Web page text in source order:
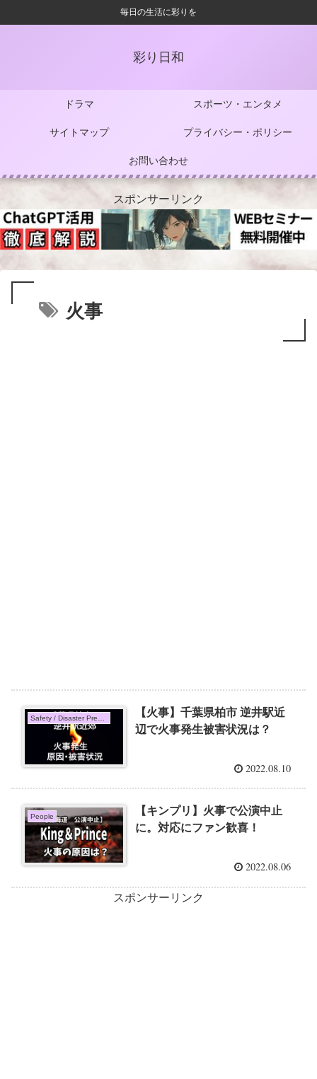
毎日の生活に彩りを
彩り日和
ドラマ スポーツ・エンタメ
サイトマップ プライバシー・ポリシー
お問い合わせ
スポンサーリンク
火事
【火事】千葉県柏市 逆井駅近
辺で火事発生被害状況は？
2022.08.10
People
【キンプリ】火事で公演中止
に。対応にファン歓喜！
2022.08.06
スポンサーリンク